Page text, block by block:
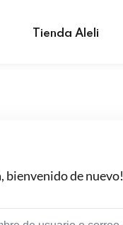
Tienda Aleli
bienvenido de nuevo!